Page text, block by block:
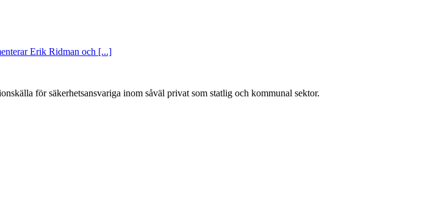
Erik Ridman och [...]
för säkerhets­ansvariga inom såväl privat som statlig och kommunal sektor.